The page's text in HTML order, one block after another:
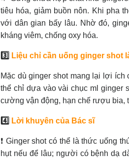
tiêu hóa, giảm buồn nôn. Khi pha
với dân gian bấy lâu. Nhờ đó,
kháng viêm, chống oxy hóa.
3️⃣ Liệu chỉ cần uống ginger shot
Mặc dù ginger shot mang lại lợi
thể chỉ dựa vào vài chục ml ginger
cường vận động, hạn chế rượu bia,
4️⃣ Lời khuyên của Bác sĩ
❗ Ginger shot có thể là thức uống
hụt nếu để lâu; người có bệnh dạ